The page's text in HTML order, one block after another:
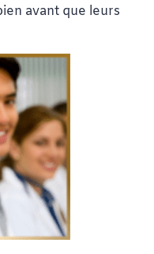
avant que leurs